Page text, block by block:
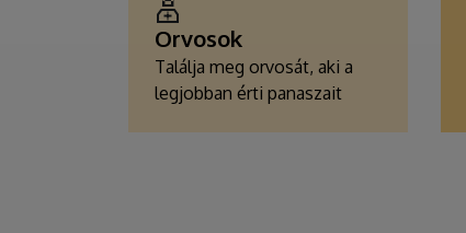
SZOLGÁLTATÁSKERESŐK
Orvosok
Találja meg orvosát, aki a
legjobban érti panaszait